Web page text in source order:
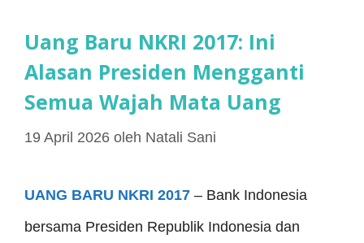
Uang Baru NKRI 2017: Ini
Alasan Presiden Mengganti
Semua Wajah Mata Uang
19 April 2026 oleh Natali Sani
UANG BARU NKRI 2017 – Bank Indonesia
bersama Presiden Republik Indonesia dan